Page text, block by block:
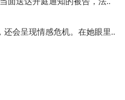
会呈现情感危机。在她眼里..